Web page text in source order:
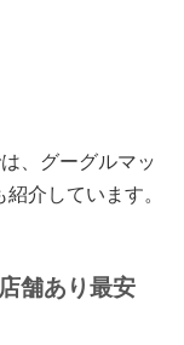
、グーグルマッ
介しています。
舗あり最安